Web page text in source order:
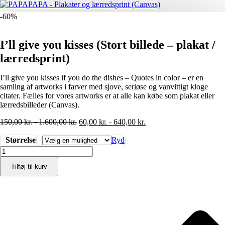
-60%
I’ll give you kisses (Stort billede – plakat /
lærredsprint)
I’ll give you kisses if you do the dishes – Quotes in color – er en
samling af artworks i farver med sjove, seriøse og vanvittigt kloge
citater. Fælles for vores artworks er at alle kan købe som plakat eller
lærredsbilleder (Canvas).
150,00kr.-1.600,00kr. 60,00 kr. - 640,00 kr.
Størrelse
Ryd
I'll
give
kisses
Tilføj til kurv